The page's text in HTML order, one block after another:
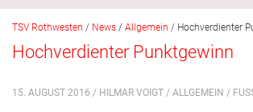
TSV Rothwesten / News / Allgemein / Hochverdienter
Hochverdienter Punktgewinn
15. AUGUST 2016 / HILMAR VOIGT / ALLGEMEIN /